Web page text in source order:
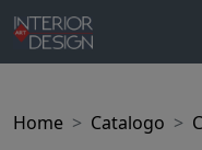
Home Catalogo